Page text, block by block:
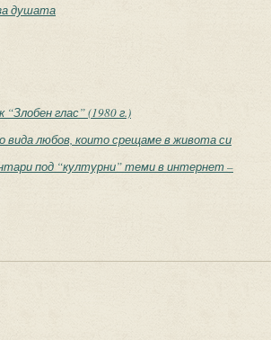
душата
глас” (1980 г.)
вида любов, които срещаме в живота си
под “културни” теми в интернет –